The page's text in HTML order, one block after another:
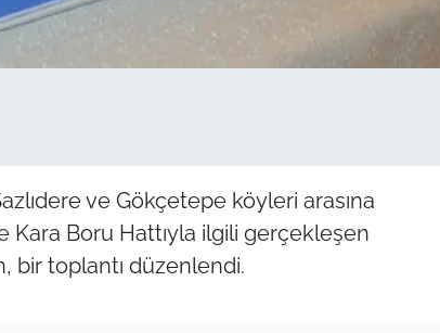
ve Gökçetepe köyleri arasına
Kara Boru Hattıyla ilgili gerçekleşen
bir toplantı düzenlendi.